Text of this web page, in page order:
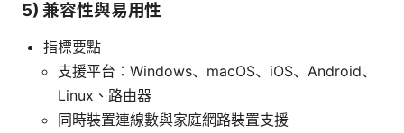
5) 兼容性與易用性
指標要點
支援平台：Windows、macOS、iOS、Android、
Linux、路由器
同時裝置連線數與家庭網路裝置支援